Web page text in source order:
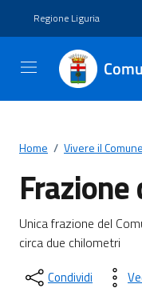
Regione Liguria
Home / Vivere il Comune
Unica frazione del
circa due chilometri
Condividi